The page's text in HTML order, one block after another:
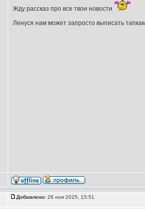
Жду рассказ про все твои новости
Ленуся нам может запросто выписать
Добавлено:26 ноя 2025, 15:51